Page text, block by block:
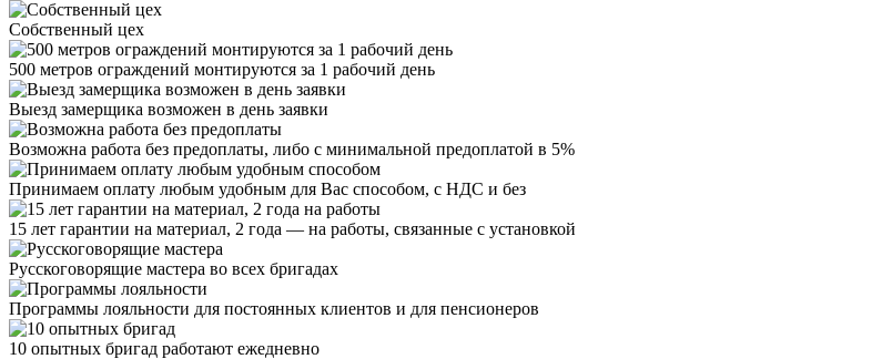
Собственный цех
500 метров ограждений монтируются за 1 рабочий день
Выезд замерщика возможен в день заявки
Возможна работа без предоплаты, либо с минимальной предоплатой в 5%
Принимаем оплату любым удобным для Вас способом, с НДС и без
15 лет гарантии на материал, 2 года — на работы, связанные с установкой
Русскоговорящие мастера во всех бригадах
Программы лояльности для постоянных клиентов и для пенсионеров
10 опытных бригад работают ежедневно